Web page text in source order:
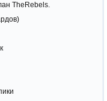
TheRebels.